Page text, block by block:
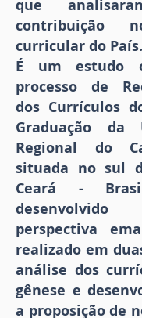
que
contribuição
curricular do País.
É um estudo
processo de
dos Currículos
Graduação da
Regional do
situada no sul
Ceará -
perspectiva
realizado em
análise dos
gênese e
a proposição de